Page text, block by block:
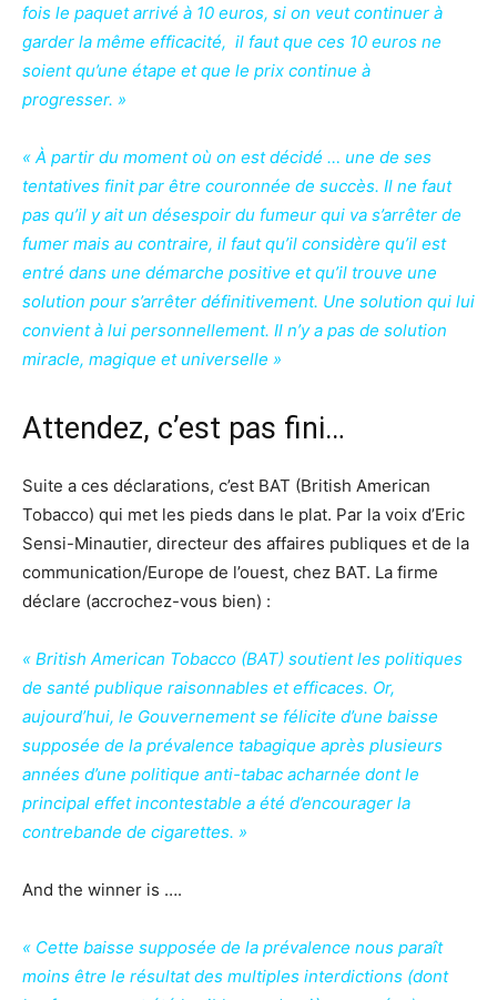
fois le paquet arrivé à 10 euros, si on veut continuer à
garder la même efficacité, il faut que ces 10 euros ne
soient qu’une étape et que le prix continue à
progresser. »
« À partir du moment où on est décidé … une de ses
tentatives finit par être couronnée de succès. Il ne faut
pas qu’il y ait un désespoir du fumeur qui va s’arrêter de
fumer mais au contraire, il faut qu’il considère qu’il est
entré dans une démarche positive et qu’il trouve une
solution pour s’arrêter définitivement. Une solution qui lui
convient à lui personnellement. Il n’y a pas de solution
miracle, magique et universelle »
Attendez, c’est pas fini…
Suite a ces déclarations, c’est BAT (British American
Tobacco) qui met les pieds dans le plat. Par la voix d’Eric
Sensi-Minautier, directeur des affaires publiques et de la
communication/Europe de l’ouest, chez BAT. La firme
déclare (accrochez-vous bien) :
« British American Tobacco (BAT) soutient les politiques
de santé publique raisonnables et efficaces. Or,
aujourd’hui, le Gouvernement se félicite d’une baisse
supposée de la prévalence tabagique après plusieurs
années d’une politique anti-tabac acharnée dont le
principal effet incontestable a été d’encourager la
contrebande de cigarettes. »
And the winner is ….
« Cette baisse supposée de la prévalence nous paraît
moins être le résultat des multiples interdictions (dont